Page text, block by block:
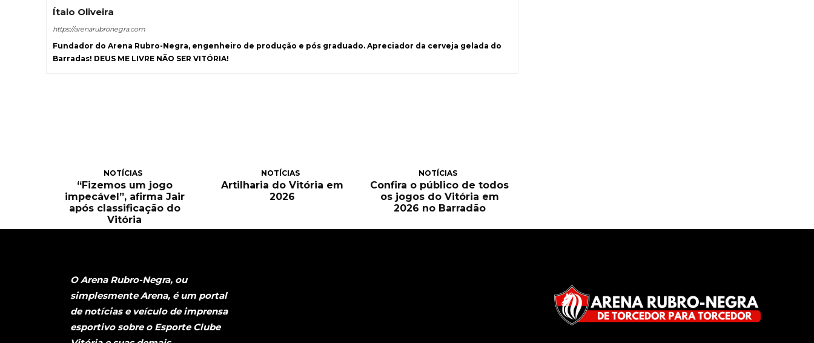
Ítalo Oliveira
https://arenarubronegra.com
Fundador do Arena Rubro-Negra, engenheiro de produção e pós graduado. Apreciador da cerveja gelada do
Barradas! DEUS ME LIVRE NÃO SER VITÓRIA!
NOTÍCIAS
“Fizemos um jogo
impecável”, afirma Jair
após classificação do
Vitória
NOTÍCIAS
Artilharia do Vitória em
2026
NOTÍCIAS
Confira o público de todos
os jogos do Vitória em
2026 no Barradão
O Arena Rubro-Negra, ou
simplesmente Arena, é um portal
de notícias e veículo de imprensa
esportivo sobre o Esporte Clube